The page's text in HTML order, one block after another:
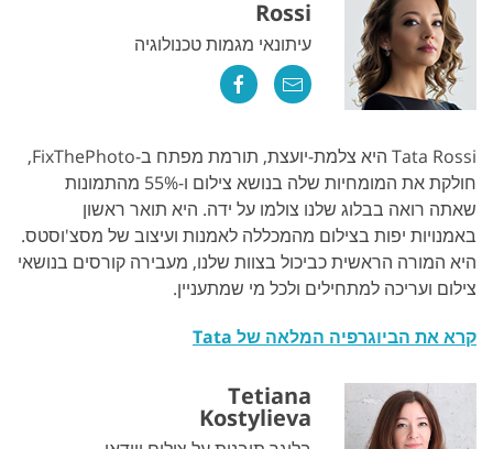
Rossi
עיתונאי מגמות טכנולוגיה
Tata Rossi היא צלמת-יועצת, תורמת מפתח ב-FixThePhoto,
חולקת את המומחיות שלה בנושא צילום ו-55% מהתמונות
שאתה רואה בבלוג שלנו צולמו על ידה. היא תואר ראשון
באמנויות יפות בצילום מהמכללה לאמנות ועיצוב של מסצ'וסטס.
היא המורה הראשית כביכול בצוות שלנו, מעבירה קורסים בנושאי
צילום ועריכה למתחילים ולכל מי שמתעניין.
קרא את הביוגרפיה המלאה של Tata
Tetiana
Kostylieva